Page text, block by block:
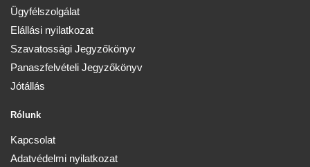
Ügyfélszolgálat
Elállási nyilatkozat
Szavatossági Jegyzőkönyv
Panaszfelvételi Jegyzőkönyv
Jótállás
Rólunk
Kapcsolat
Adatvédelmi nyilatkozat